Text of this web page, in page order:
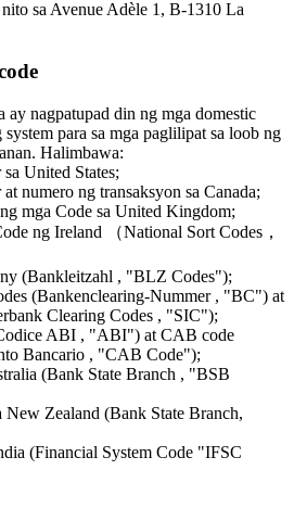
sa Avenue Adèle 1, B-1310 La
ay nagpatupad din ng mga domestic
para sa mga paglilipat sa loob ng
Halimbawa:
United States;
numero ng transaksyon sa Canada;
mga Code sa United Kingdom;
ng Ireland （National Sort Codes，
(Bankleitzahl , "BLZ Codes");
(Bankenclearing-Nummer , "BC") at
Clearing Codes , "SIC");
ABI , "ABI") at CAB code
Bancario , "CAB Code");
(Bank State Branch , "BSB
New Zealand (Bank State Branch,
(Financial System Code "IFSC